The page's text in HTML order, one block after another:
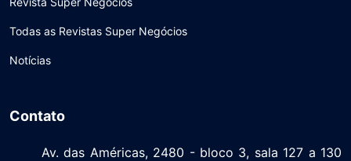
Todas as Revistas Super Negócios
Notícias
Contato
Av. das Américas, 2480 - bloco 3, sala 127 a 130